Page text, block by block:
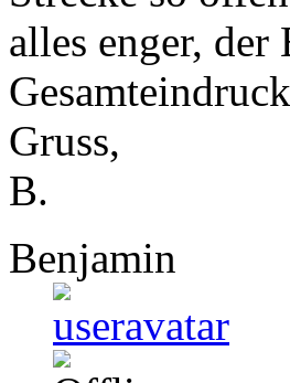
alles enger,
Gruss,
B.
Benjamin